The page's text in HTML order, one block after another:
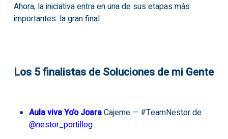
Ahora, la iniciativa entra en una de sus etapas más
importantes: la gran final.
Los 5 finalistas de Soluciones de mi Gente
Aula viva Yo’o JoaraCajeme — #TeamNestor de
@nestor_portillog